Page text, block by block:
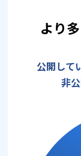
より
公開して
非